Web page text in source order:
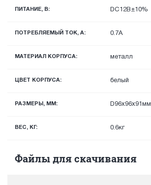
ПИТАНИЕ, В: DC12В±10%
ПОТРЕБЛЯЕМЫЙ ТОК, А: 0.7А
МАТЕРИАЛ КОРПУСА: металл
ЦВЕТ КОРПУСА: белый
РАЗМЕРЫ, ММ: D96x96x91мм
ВЕС, КГ: 0.6кг
Файлы для скачивания